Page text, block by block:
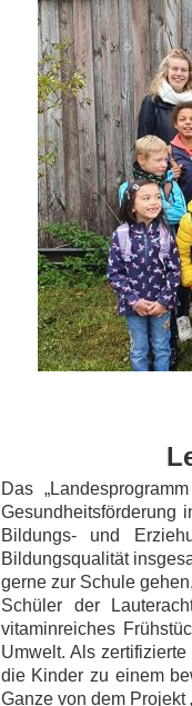
Das
Gesundheitsförderung
Bildungs- und
Bildungsqualität
gerne zur Schule
Schüler der
vitaminreiches
Umwelt. Als
die Kinder zu einem
Ganze von dem Projekt